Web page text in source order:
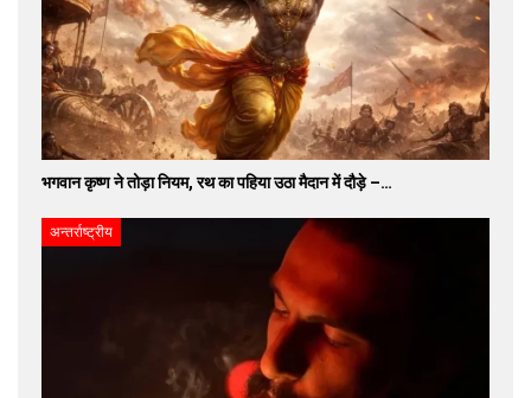
भगवान कृष्ण ने तोड़ा नियम, रथ का पहिया उठा मैदान में दौड़े –…
अन्तर्राष्ट्रीय